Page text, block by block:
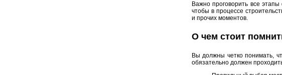
Важно проговорить все
чтобы в процессе
и прочих моментов.
О чем стоит
Вы должны четко понимать,
обязательно должен